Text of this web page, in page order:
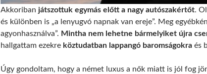
Akkoriban játszottuk egymás előtt a nagy autószakértőt.
és különben is „a lenyugvó napnak van ereje”. Meg
agyonhasználva”. Mintha nem lehetne bármelyiket újra
hallgattam ezekre köztudatban lappangó baromságokra és
Úgy gondoltam, hogy a német luxus a nők miatt is jól fog